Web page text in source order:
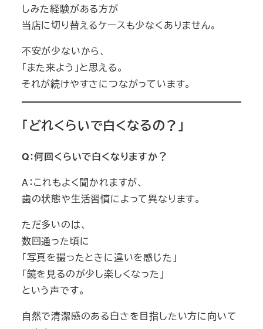
しみた経験がある方が
当店に切り替えるケースも少なくありません。
不安が少ないから、
「また来よう」と思える。
それが続けやすさにつながっています。
「どれくらいで白くなるの？」
Q：何回くらいで白くなりますか？
A：これもよく聞かれますが、
歯の状態や生活習慣によって異なります。
ただ多いのは、
数回通った頃に
「写真を撮ったときに違いを感じた」
「鏡を見るのが少し楽しくなった」
という声です。
自然で清潔感のある白さを目指したい方に向いて